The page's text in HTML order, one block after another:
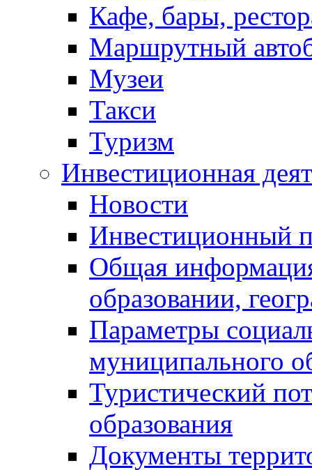
Кафе, бары,
Маршрутный
Музеи
Такси
Туризм
Инвестиционная
Новости
Инвестиционный
Общая
образовании,
Параметры
муниципального
Туристический
образования
Документы